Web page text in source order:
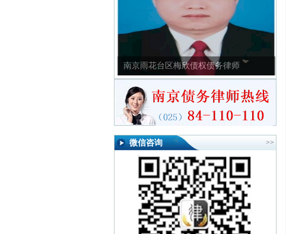
南京雨花台区梅欣债权债务律师
微信咨询 >>